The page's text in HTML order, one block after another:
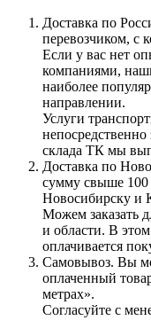
Доставка по
перевозчиком, с
Если у вас нет
компаниями,
наиболее
направлении.
Услуги
непосредственно
склада ТК мы
Доставка по
сумму свыше 100
Новосибирску и
Можем заказать
и области. В
оплачивается
Самовывоз. Вы
оплаченный
метрах».
Согласуйте с